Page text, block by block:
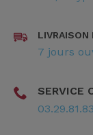
LIVRAISON
7 jours
SERVICE